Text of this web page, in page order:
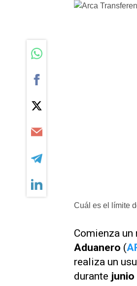
Cuál es el límite
Comienza
Aduanero (
realiza un
durante junio